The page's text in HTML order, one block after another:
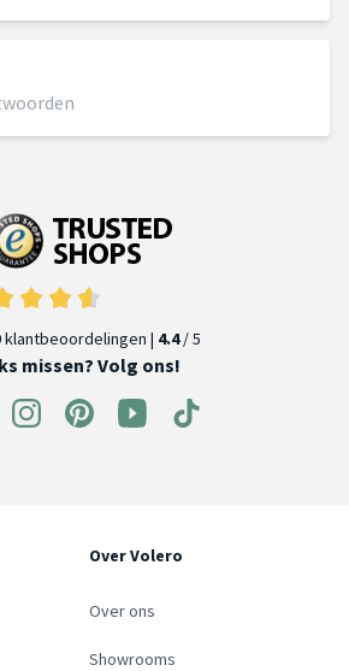
klantbeoordelingen | 4.4/ 5
missen? Volg ons!
Over Volero
Over ons
Showrooms